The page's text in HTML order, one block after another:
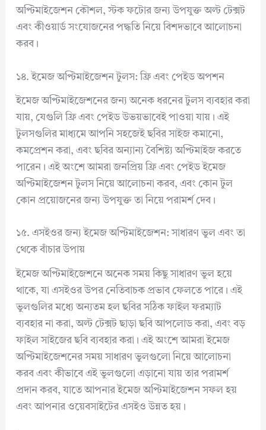
অপ্টিমাইজেশন কৌশল, স্টক ফটোর জন্য উপযুক্ত অল্ট টেক্সট
এবং কীওয়ার্ড সংযোজনের পদ্ধতি নিয়ে বিশদভাবে আলোচনা
করব।
১৪. ইমেজ অপ্টিমাইজেশন টুলস: ফ্রি এবং পেইড অপশন
ইমেজ অপ্টিমাইজেশনের জন্য অনেক ধরনের টুলস ব্যবহার করা
যায়, যেগুলি ফ্রি এবং পেইড উভয়ভাবেই পাওয়া যায়। এই
টুলসগুলির মাধ্যমে আপনি সহজেই ছবির সাইজ কমানো,
কমপ্রেশন করা, এবং ছবির অন্যান্য বৈশিষ্ট্য অপ্টিমাইজ করতে
পারেন। এই অংশে আমরা জনপ্রিয় ফ্রি এবং পেইড ইমেজ
অপ্টিমাইজেশন টুলস নিয়ে আলোচনা করব, এবং কোন টুল
কোন প্রয়োজনের জন্য উপযুক্ত তা নিয়ে পরামর্শ দেব।
১৫. এসইওর জন্য ইমেজ অপ্টিমাইজেশন: সাধারণ ভুল এবং তা
থেকে বাঁচার উপায়
ইমেজ অপ্টিমাইজেশনে অনেক সময় কিছু সাধারণ ভুল হয়ে
থাকে, যা এসইওর উপর নেতিবাচক প্রভাব ফেলতে পারে। এই
ভুলগুলির মধ্যে অন্যতম হল ছবির সঠিক ফাইল ফরম্যাট
ব্যবহার না করা, অল্ট টেক্সট ছাড়া ছবি আপলোড করা, এবং বড়
ফাইল সাইজের ছবি ব্যবহার করা। এই অংশে আমরা ইমেজ
অপ্টিমাইজেশনের সময় সাধারণ ভুলগুলো নিয়ে আলোচনা
করব এবং কীভাবে এই ভুলগুলো এড়ানো যায় তার পরামর্শ
প্রদান করব, যাতে আপনার ইমেজ অপ্টিমাইজেশন সফল হয়
এবং আপনার ওয়েবসাইটের এসইও উন্নত হয়।